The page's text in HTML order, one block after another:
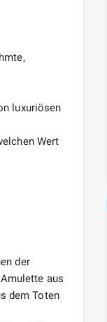
luxuriösen
Wert
der
aus
dem Toten